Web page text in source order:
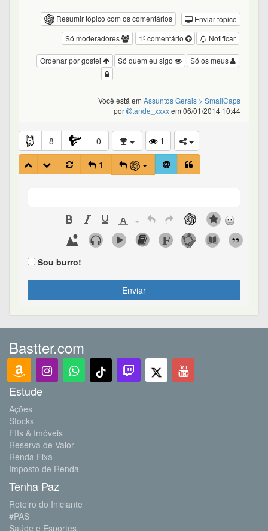
Resumir tópico com os comentários
Enviar tópico
Notificar
1º comentário
Só moderadores
Só os meus
Só quem eu sigo
Ordenar por gostei
Você está em Assuntos Gerais > SmallCaps
por
tande_xxxxem 06/01/2014 10:44
8 0
1
1
Sou burro!
Enviar
Bastter.com
Estude
Ações
Stocks
FIIs & Imóveis
Reserva de Valor
Renda Fixa
Imposto de Renda
Tenha Paz
Roteiro do Iniciante
#PAS
Saúde e Esportes